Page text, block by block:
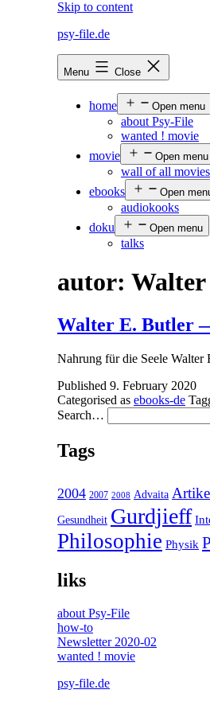
Skip to content
psy-file.de
Menu Close
home Open menu
about Psy-File
wanted ! movie
movie
Open menu
wall of all
ebooks
Open
audiokooks
doku
Open menu
talks
autor:
Walter E. Butler
Nahrung für die Seele
Published 9. February 2020
Categorised as ebooks-de
Search…
Tags
2004 2007 2008 Advaita
Gesundheit Gurdjieff
Philosophie Physik
liks
about Psy-File
how-to
Newsletter 2020-02
wanted ! movie
psy-file.de